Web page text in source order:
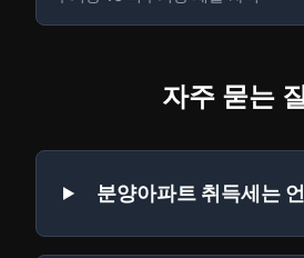
자주 묻는
분양아파트 취득세는